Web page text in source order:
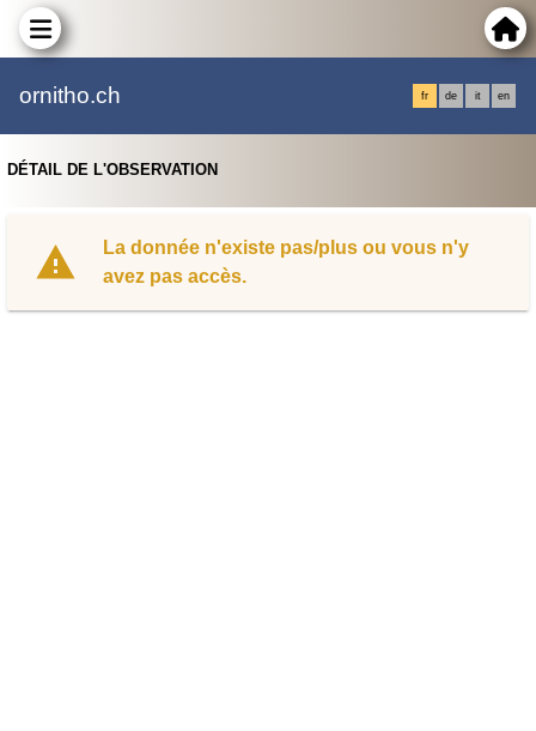
ornitho.ch fr de it en
DÉTAIL DE L'OBSERVATION
La donnée n'existe pas/plus ou vous n'y
avez pas accès.